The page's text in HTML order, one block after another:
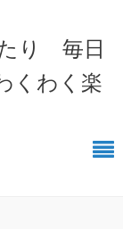
り 毎日
くわく楽